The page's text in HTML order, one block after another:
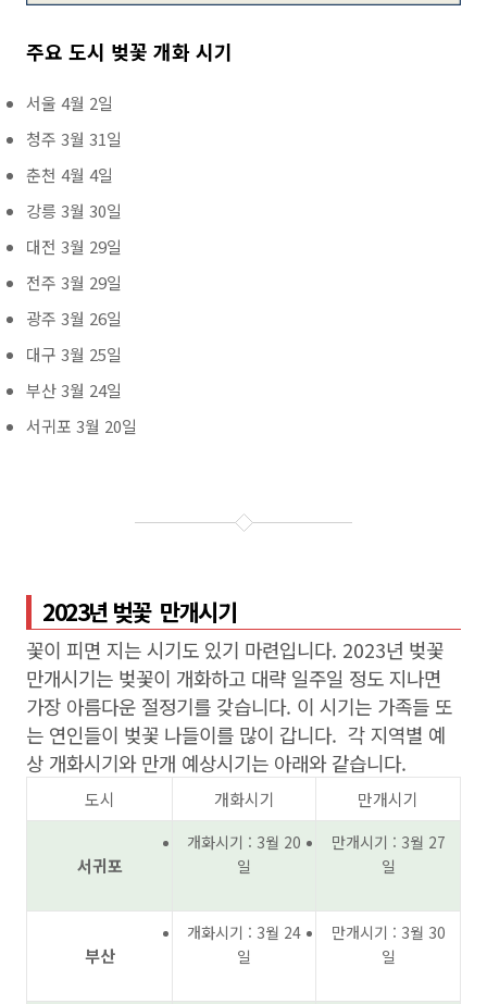
주요 도시 벚꽃 개화 시기
서울 4월 2일
청주 3월 31일
춘천 4월 4일
강릉 3월 30일
대전 3월 29일
전주 3월 29일
광주 3월 26일
대구 3월 25일
부산 3월 24일
서귀포 3월 20일
2023년 벚꽃 만개시기
꽃이 피면 지는 시기도 있기 마련입니다. 2023년 벚꽃
만개시기는 벚꽃이 개화하고 대략 일주일 정도 지나면
가장 아름다운 절정기를 갖습니다. 이 시기는 가족들 또
는 연인들이 벚꽃 나들이를 많이 갑니다. 각 지역별 예
상 개화시기와 만개 예상시기는 아래와 같습니다.
도시 개화시기 만개시기
서귀포
개화시기 : 3월 20
일
만개시기 : 3월 27
일
부산
개화시기 : 3월 24
일
만개시기 : 3월 30
일